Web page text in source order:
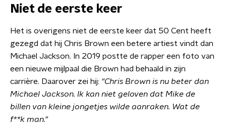
Niet de eerste keer
Het is overigens niet de eerste keer dat 50 Cent heeft
gezegd dat hij Chris Brown een betere artiest vindt dan
Michael Jackson. In 2019 postte de rapper een foto van
een nieuwe mijlpaal die Brown had behaald in zijn
carrière. Daarover zei hij: "Chris Brown is nu beter dan
Michael Jackson. Ik kan niet geloven dat Mike de
billen van kleine jongetjes wilde aanraken. Wat de
f**k man."